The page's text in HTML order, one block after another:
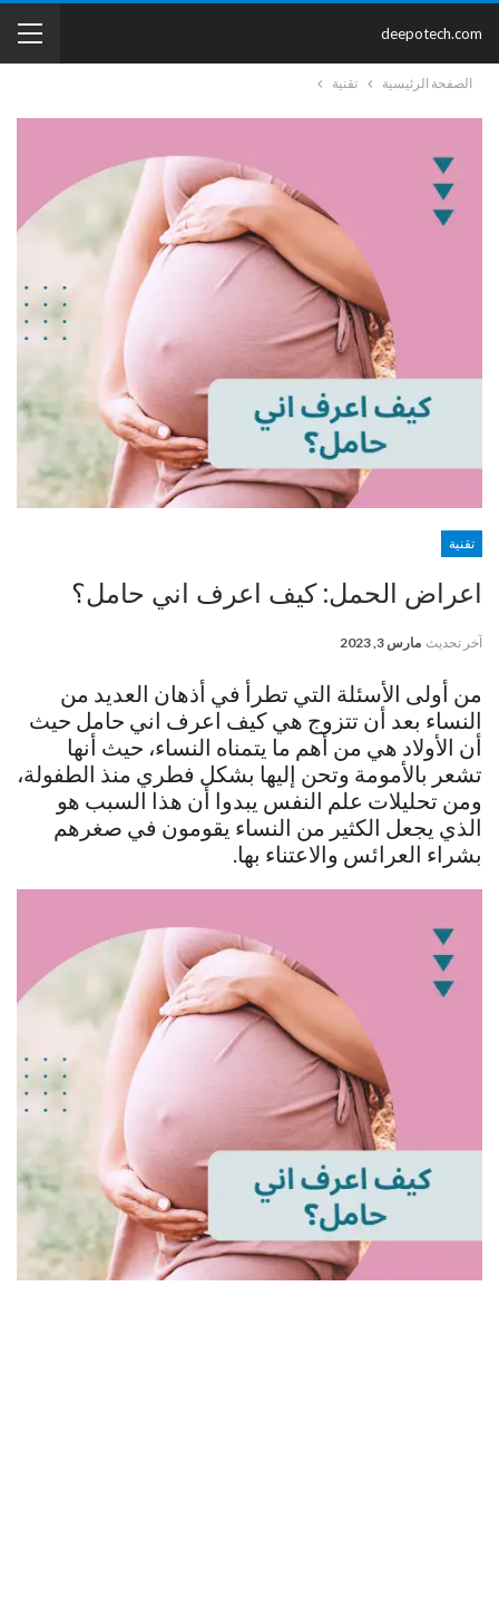
deepotech.com
الصفحة الرئيسية تقنية
تقنية
اعراض الحمل: كيف اعرف اني حامل؟
آخر تحديث مارس 3, 2023
من أولى الأسئلة التي تطرأ في أذهان العديد من
النساء بعد أن تتزوج هي كيف اعرف اني حامل حيث
أن الأولاد هي من أهم ما يتمناه النساء، حيث أنها
تشعر بالأمومة وتحن إليها بشكل فطري منذ الطفولة،
ومن تحليلات علم النفس يبدوا أن هذا السبب هو
الذي يجعل الكثير من النساء يقومون في صغرهم
بشراء العرائس والاعتناء بها.